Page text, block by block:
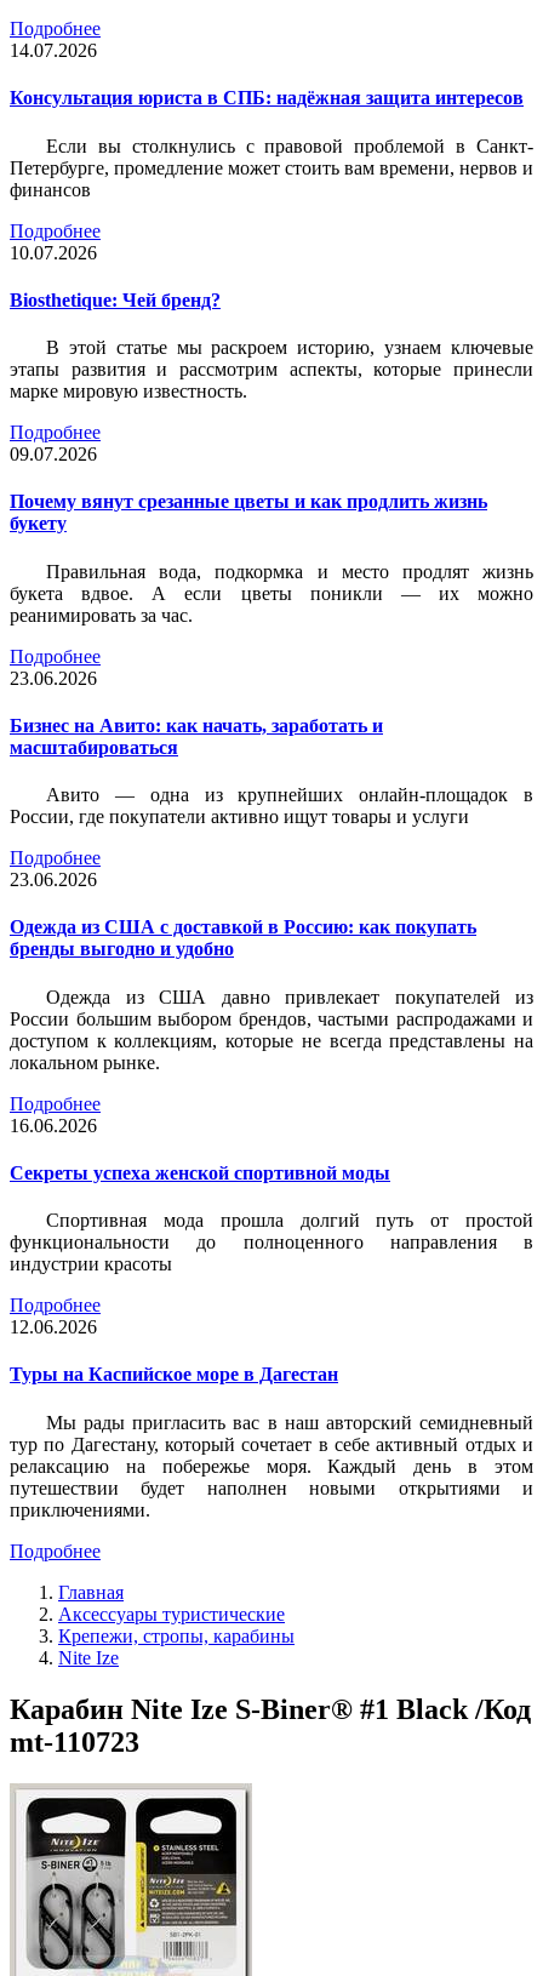
Подробнее
14.07.2026
Консультация юриста в СПБ: надёжная защита интересов
Если вы столкнулись с правовой проблемой в Санкт-
Петербурге, промедление может стоить вам времени, нервов и
финансов
Подробнее
10.07.2026
Biosthetique: Чей бренд?
В этой статье мы раскроем историю, узнаем ключевые
этапы развития и рассмотрим аспекты, которые принесли
марке мировую известность.
Подробнее
09.07.2026
Почему вянут срезанные цветы и как продлить жизнь
букету
Правильная вода, подкормка и место продлят жизнь
букета вдвое. А если цветы поникли — их можно
реанимировать за час.
Подробнее
23.06.2026
Бизнес на Авито: как начать, заработать и
масштабироваться
Авито — одна из крупнейших онлайн-площадок в
России, где покупатели активно ищут товары и услуги
Подробнее
23.06.2026
Одежда из США с доставкой в Россию: как покупать
бренды выгодно и удобно
Одежда из США давно привлекает покупателей из
России большим выбором брендов, частыми распродажами и
доступом к коллекциям, которые не всегда представлены на
локальном рынке.
Подробнее
16.06.2026
Секреты успеха женской спортивной моды
Спортивная мода прошла долгий путь от простой
функциональности до полноценного направления в
индустрии красоты
Подробнее
12.06.2026
Туры на Каспийское море в Дагестан
Мы рады пригласить вас в наш авторский семидневный
тур по Дагестану, который сочетает в себе активный отдых и
релаксацию на побережье моря. Каждый день в этом
путешествии будет наполнен новыми открытиями и
приключениями.
Подробнее
Главная
Аксессуары туристические
Крепежи, стропы, карабины
Nite Ize
Карабин Nite Ize S-Biner® #1 Black /Код
mt-110723